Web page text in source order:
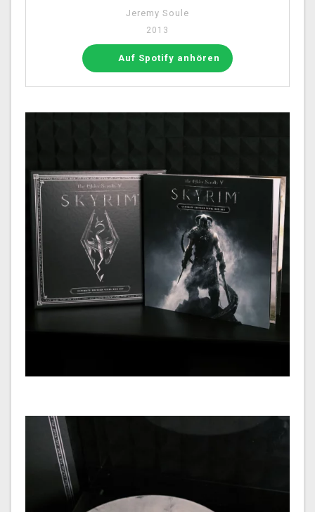
Jeremy Soule
2013
Auf Spotify anhören